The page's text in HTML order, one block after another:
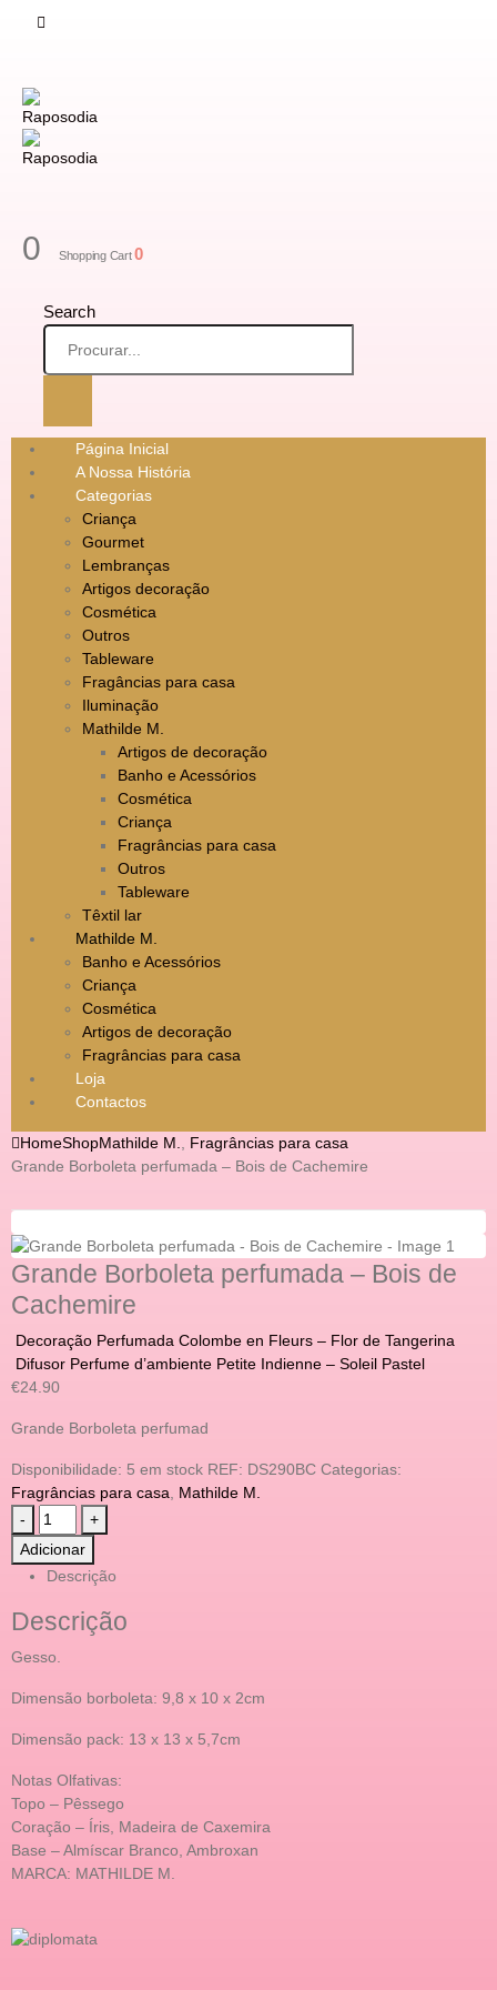
0 Shopping Cart0
Search
Página Inicial
A Nossa História
Categorias
Criança
Gourmet
Lembranças
Artigos decoração
Cosmética
Outros
Tableware
Fragâncias para casa
Iluminação
Mathilde M.
Artigos de decoração
Banho e Acessórios
Cosmética
Criança
Fragrâncias para casa
Outros
Tableware
Têxtil lar
Mathilde M.
Banho e Acessórios
Criança
Cosmética
Artigos de decoração
Fragrâncias para casa
Loja
Contactos
HomeShopMathilde M.
Fragrâncias para casa
Grande Borboleta perfumada – Bois de Cachemire
Grande Borboleta perfumada – Bois de
Cachemire
Decoração Perfumada Colombe en Fleurs – Flor de Tangerina
Difusor Perfume d’ambiente Petite Indienne – Soleil Pastel
€24.90
Grande Borboleta perfumad
Disponibilidade: 5 em stock REF: DS290BC Categorias:
Fragrâncias para casa
Mathilde M.
-
+
Adicionar
Descrição
Descrição
Gesso.
Dimensão borboleta: 9,8 x 10 x 2cm
Dimensão pack: 13 x 13 x 5,7cm
Notas Olfativas:
Topo – Pêssego
Coração – Íris, Madeira de Caxemira
Base – Almíscar Branco, Ambroxan
MARCA: MATHILDE M.